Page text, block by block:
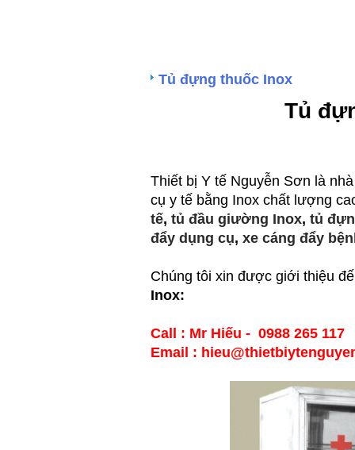
Tủ đựng thuốc Inox
Tủ
Thiết bị Y tế Nguyễn Sơn là
cụ y tế bằng Inox chất lượng
tế, tủ đầu giường Inox, tủ
đẩy dụng cụ, xe cáng đẩy
Chúng tôi xin được giới thiệu
Inox:
Call : Mr Hiếu - 0988 265 117
Email :